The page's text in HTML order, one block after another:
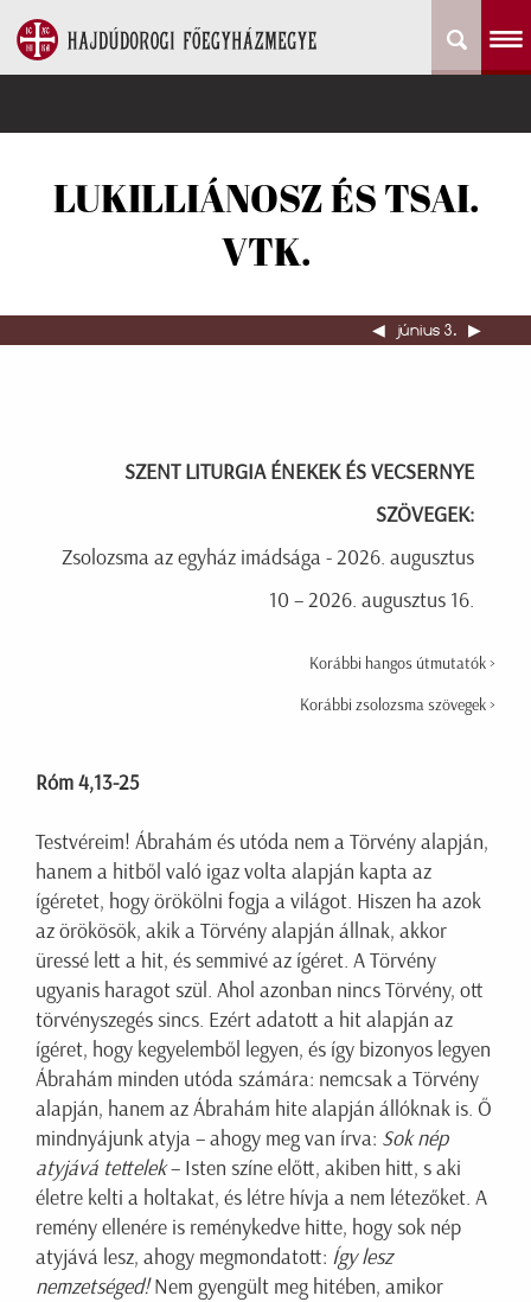
LUKILLIÁNOSZ ÉS TSAI.
VTK.
◀︎ június 3. ▶︎
SZENT LITURGIA ÉNEKEK ÉS VECSERNYE
SZÖVEGEK:
Zsolozsma az egyház imádsága - 2026. augusztus
10 – 2026. augusztus 16.
Korábbi hangos útmutatók >
Korábbi zsolozsma szövegek >
Róm 4,13-25
Testvéreim! Ábrahám és utóda nem a Törvény alapján,
hanem a hitből való igaz volta alapján kapta az
ígéretet, hogy örökölni fogja a világot. Hiszen ha azok
az örökösök, akik a Törvény alapján állnak, akkor
üressé lett a hit, és semmivé az ígéret. A Törvény
ugyanis haragot szül. Ahol azonban nincs Törvény, ott
törvényszegés sincs. Ezért adatott a hit alapján az
ígéret, hogy kegyelemből legyen, és így bizonyos legyen
Ábrahám minden utóda számára: nemcsak a Törvény
alapján, hanem az Ábrahám hite alapján állóknak is. Ő
mindnyájunk atyja – ahogy meg van írva: Sok nép
atyjává tettelek– Isten színe előtt, akiben hitt, s aki
életre kelti a holtakat, és létre hívja a nem létezőket. A
remény ellenére is reménykedve hitte, hogy sok nép
atyjává lesz, ahogy megmondatott: Így lesz
nemzetséged!Nem gyengült meg hitében, amikor